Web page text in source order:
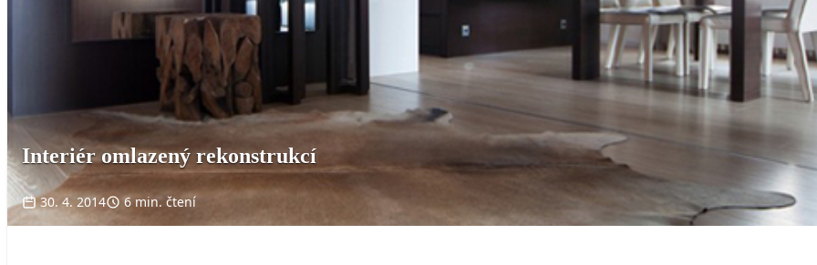
Interiér omlazený rekonstrukcí
30. 4. 2014 6 min. čtení